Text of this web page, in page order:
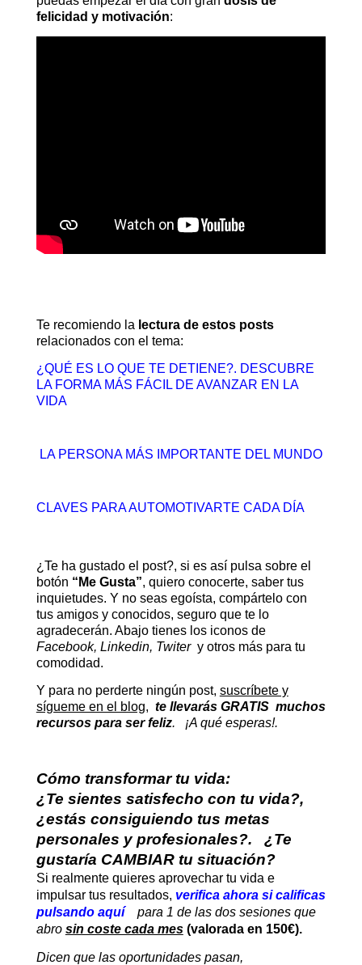
felicidad y motivación:
Te recomiendo la lectura de estos posts
relacionados con el tema:
¿QUÉ ES LO QUE TE DETIENE?. DESCUBRE
LA FORMA MÁS FÁCIL DE AVANZAR EN LA
VIDA
LA PERSONA MÁS IMPORTANTE DEL MUNDO
CLAVES PARA AUTOMOTIVARTE CADA DÍA
¿ Te ha gustado el post?, si es así pulsa sobre el
botón “Me Gusta”, quiero conocerte, saber tus
inquietudes. Y no seas egoísta, compártelo con
tus amigos y conocidos, seguro que te lo
agradecerán. Abajo tienes los iconos de
Facebook, Linkedin, Twiter y otros más para tu
comodidad.
Y para no perderte ningún post, suscríbete y
sígueme en el blog, te llevarás GRATIS muchos
recursos para ser feliz. ¡A qué esperas!.
Cómo transformar tu vida:
¿Te sientes satisfecho con tu vida?,
¿estás consiguiendo tus metas
personales y profesionales?. ¿Te
gustaría CAMBIAR tu situación?
Si realmente quieres aprovechar tu vida e
impulsar tus resultados, verifica ahora si calificas
pulsando aquípara 1 de las dos sesiones que
abro sin coste cada mes (valorada en 150€).
Dicen que las oportunidades pasan,